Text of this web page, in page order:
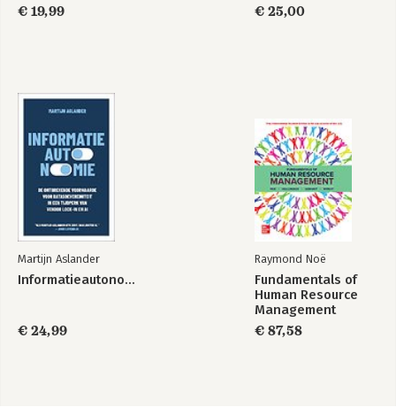
€ 19,99
€ 25,00
Martijn Aslander
Informatieautonomie
€ 24,99
Raymond Noë
Fundamentals of
Human Resource
Management
€ 87,58